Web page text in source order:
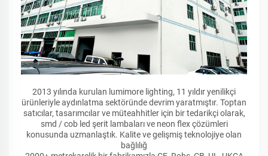
2013 yılında kurulan lumimore lighting, 11 yıldır yenilikçi
ürünleriyle aydınlatma sektöründe devrim yaratmıştır. Toptan
satıcılar, tasarımcılar ve müteahhitler için bir tedarikçi olarak,
smd / cob led şerit lambaları ve neon flex çözümleri
konusunda uzmanlaştık. Kalite ve gelişmiş teknolojiye olan
bağlılığ